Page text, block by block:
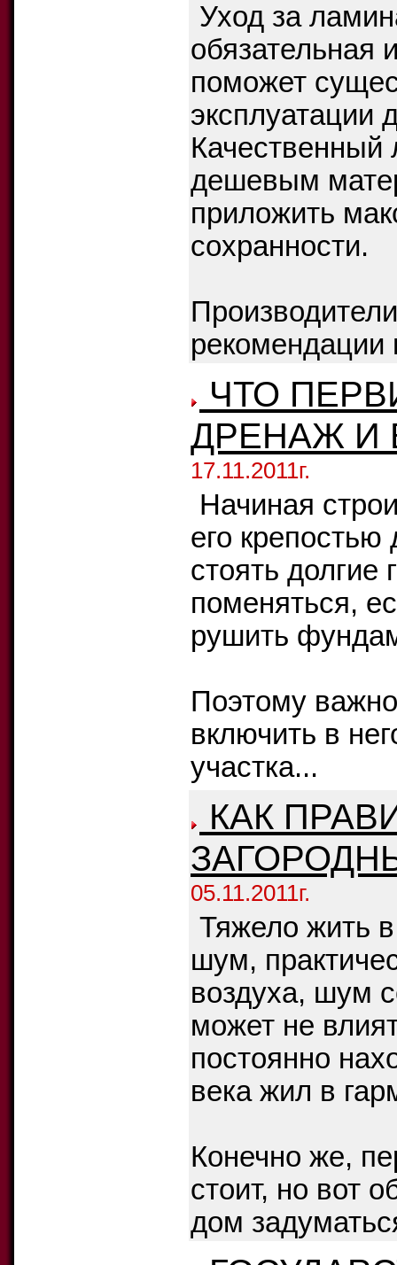
Уход за
обязательная
поможет
эксплуатации
Качественный
дешевым
приложить
сохранности.
рекомендации
ЧТО
ДРЕНАЖ И
17.11.2011г.
Начиная
его крепостью
стоять
поменяться,
рушить
Поэтому
включить в
участка...
КАК
05.11.2011г.
Тяжело жить
шум,
воздуха, шум
может не
постоянно
века жил в
Конечно же,
стоит, но вот
дом